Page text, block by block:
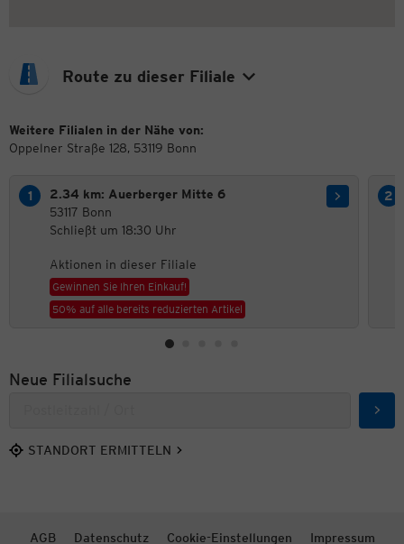
Route zu dieser Filiale
Weitere Filialen in der Nähe von:
Oppelner Straße 128, 53119 Bonn
2.34 km: Auerberger Mitte 6
53117 Bonn
Schließt um 18:30 Uhr
Aktionen in dieser Filiale
Gewinnen Sie Ihren Einkauf!
50% auf alle bereits reduzierten Artikel
Neue Filialsuche
STANDORT ERMITTELN
AGB Datenschutz Cookie-Einstellungen Impressum